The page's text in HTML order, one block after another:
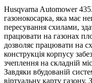
Husqvarna Automower
газонокосарка, яка має
пересування схилами,
працювати на газонах
дозволяє працювати на
конструкція корпусу
зчеплення на складній
Завдяки вбудованій
віртуальну карту